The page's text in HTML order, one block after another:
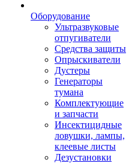
Оборудование
Ультразвуковые
отпугиватели
Средства защиты
Опрыскиватели
Дустеры
Генераторы
тумана
Комплектующие
и запчасти
Инсектицидные
ловушки, лампы,
клеевые листы
Дезустановки